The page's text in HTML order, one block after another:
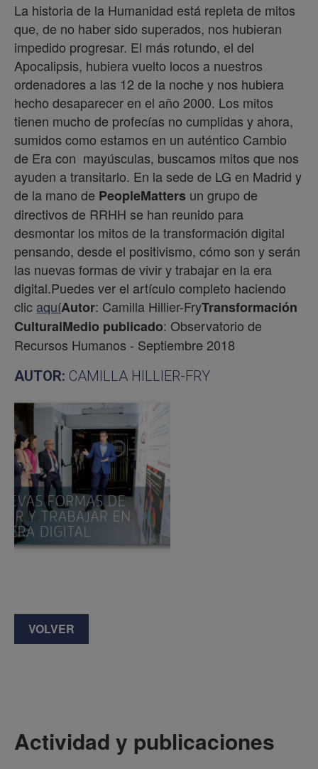
La historia de la Humanidad está repleta de mitos
que, de no haber sido superados, nos hubieran
impedido progresar. El más rotundo, el del
Apocalipsis, hubiera vuelto locos a nuestros
ordenadores a las 12 de la noche y nos hubiera
hecho desaparecer en el año 2000. Los mitos
tienen mucho de profecías no cumplidas y ahora,
sumidos como estamos en un auténtico Cambio
de Era con mayúsculas, buscamos mitos que nos
ayuden a transitarlo. En la sede de LG en Madrid y
de la mano de PeopleMatters un grupo de
directivos de RRHH se han reunido para
desmontar los mitos de la transformación digital
pensando, desde el positivismo, cómo son y serán
las nuevas formas de vivir y trabajar en la era
digital.Puedes ver el artículo completo haciendo
clic aquíAutor: Camilla Hillier-FryTransformación
CulturalMedio publicado: Observatorio de
Recursos Humanos - Septiembre 2018
AUTOR: CAMILLA HILLIER-FRY
VOLVER
Actividad y publicaciones